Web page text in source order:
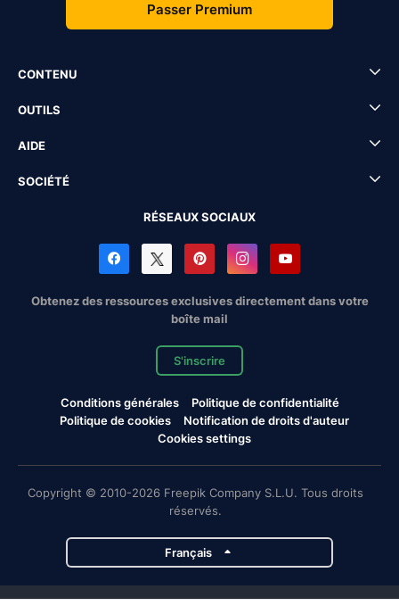
Passer Premium
CONTENU
OUTILS
AIDE
SOCIÉTÉ
RÉSEAUX SOCIAUX
Obtenez des ressources exclusives directement dans votre
boîte mail
S'inscrire
Conditions générales
Politique de confidentialité
Politique de cookies
Notification de droits d'auteur
Cookies settings
Copyright © 2010-2026 Freepik Company S.L.U. Tous droits
réservés.
Français